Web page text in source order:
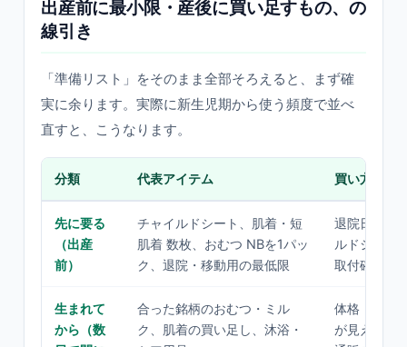
出産前に最小限・産後に買い足すもの、の
線引き
「準備リスト」をそのまま全部そろえると、まず確
実に余ります。実際に新生児期から使う頻度で並べ
直すと、こうなります。
分類 代表アイテム 買い方の目
先に要る
（出産
前）
チャイルドシート、肌着・短
肌着 数枚、おむつ NBを1パッ
ク、退院・移動用の最低限
退院日に必
ルドシート
取付確認ま
生まれて
から（数
合った銘柄のおむつ・ミル
ク、肌着の買い足し、沐浴・
体格・肌質
が見えてか